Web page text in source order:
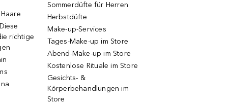
richtige
Sommerdüfte für Herren
Herbstdüfte
Make-up-Services
Tages-Make-up im Store
Abend-Make-up im Store
Kostenlose Rituale im Store
Gesichts- &
Körperbehandlungen im
Store